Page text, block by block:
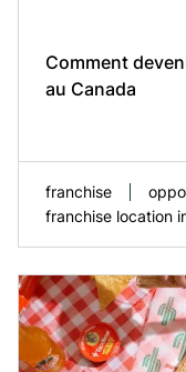
Comment
au Canada
franchise
franchise location